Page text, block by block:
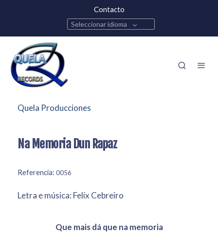
Contacto
Seleccionar idioma
Quela Producciones
Na Memoria Dun Rapaz
Referencia: 0056
Letra e música: Felix Cebreiro
Que mais dá que na memoria